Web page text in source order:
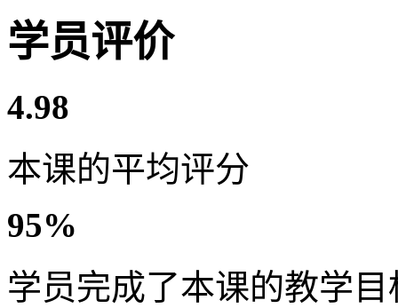
学员评价
4.98
本课的平均评分
95%
学员完成了本课的教学目